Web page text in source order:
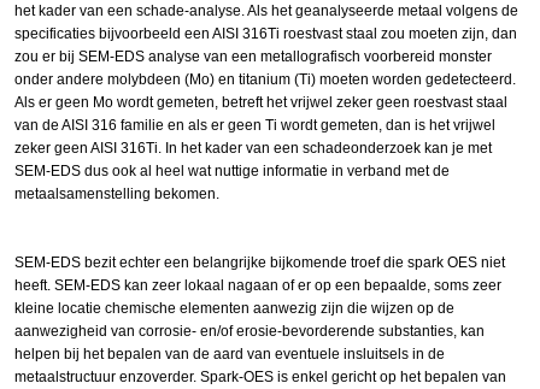
het kader van een schade-analyse. Als het geanalyseerde metaal volgens de
specificaties bijvoorbeeld een AISI 316Ti roestvast staal zou moeten zijn, dan
zou er bij SEM-EDS analyse van een metallografisch voorbereid monster
onder andere molybdeen (Mo) en titanium (Ti) moeten worden gedetecteerd.
Als er geen Mo wordt gemeten, betreft het vrijwel zeker geen roestvast staal
van de AISI 316 familie en als er geen Ti wordt gemeten, dan is het vrijwel
zeker geen AISI 316Ti. In het kader van een schadeonderzoek kan je met
SEM-EDS dus ook al heel wat nuttige informatie in verband met de
metaalsamenstelling bekomen.
SEM-EDS bezit echter een belangrijke bijkomende troef die spark OES niet
heeft. SEM-EDS kan zeer lokaal nagaan of er op een bepaalde, soms zeer
kleine locatie chemische elementen aanwezig zijn die wijzen op de
aanwezigheid van corrosie- en/of erosie-bevorderende substanties, kan
helpen bij het bepalen van de aard van eventuele insluitsels in de
metaalstructuur enzoverder. Spark-OES is enkel gericht op het bepalen van